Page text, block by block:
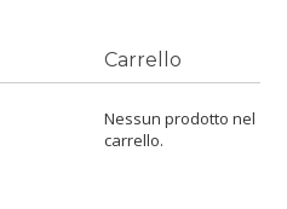
Carrello
Nessun prodotto nel
carrello.